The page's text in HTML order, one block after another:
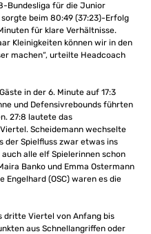
Bundesliga für die Junior
sorgte beim 80:49 (37:23)-Erfolg
für klare Verhältnisse.
Kleinigkeiten können wir in den
machen“, urteilte Headcoach
in der 6. Minute auf 17:3
und Defensivrebounds führten
27:8 lautete das
Scheidemann wechselte
der Spielfluss zwar etwas ins
alle elf Spielerinnen schon
Banko und Emma Ostermann
Engelhard (OSC) waren es die
dritte Viertel von Anfang bis
aus Schnellangriffen oder